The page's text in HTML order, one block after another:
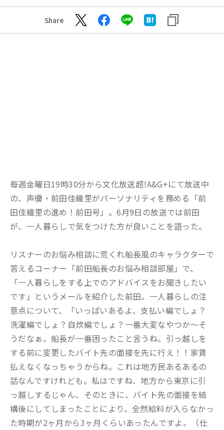
Share
毎週金曜日19時30分から文化放送超!A&G+にて放送中
の、声優・前田佳織里がパーソナリティを務める「前
田佳織里の進め！前田号」。6月9日の放送では前田
が、一人暮らしで気をつけた方が良いことを語った。
リスナーのお悩み相談に荒くれ船長風のキャラクターで
答えるコーナー「前田船長のお悩み相談部屋」で、
「一人暮らしをする上でのアドバイスをお聞きしたい
です」というメールを紹介した前田。一人暮らしの注
意点について、「いっぱいあるよ、支払い編でしょ？
洗濯編でしょ？自炊編でしょ？一番大変なやつか〜そ
うだなぁ。船長が一番困ったこと言うね。引っ越しを
する前に変更したバイト先の面接を先に行え！！家賃
払えなくなっちゃうからね。これは地方民あるあるの
話なんですけれども。私はですね、地方から東京に引
っ越しするじゃん、そのときに、バイト先の面接を結
構後にしてしまったことにより、全然給料が入らなかっ
た時期が2ヶ月から3ヶ月くらいあったんですよ。（仕